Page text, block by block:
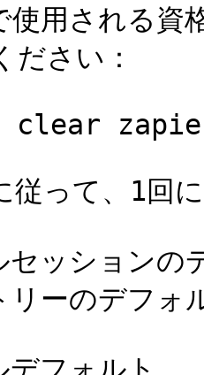
用される資
ださい：
clear
従って、1回
ッションの
ーのデフォ